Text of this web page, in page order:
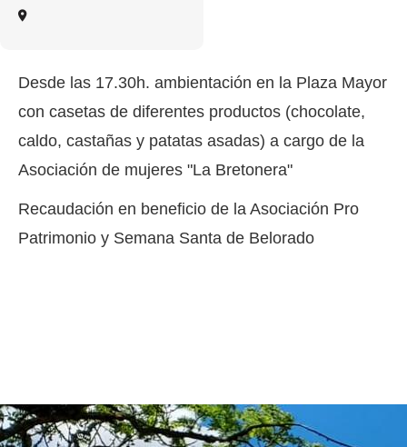
Desde las 17.30h. ambientación en la Plaza Mayor
con casetas de diferentes productos (chocolate,
caldo, castañas y patatas asadas) a cargo de la
Asociación de mujeres "La Bretonera"
Recaudación en beneficio de la Asociación Pro
Patrimonio y Semana Santa de Belorado